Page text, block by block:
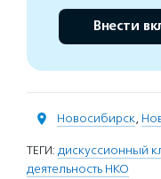
Внести
Новосибирск,
ТЕГИ: дискуссионный
деятельность НКО